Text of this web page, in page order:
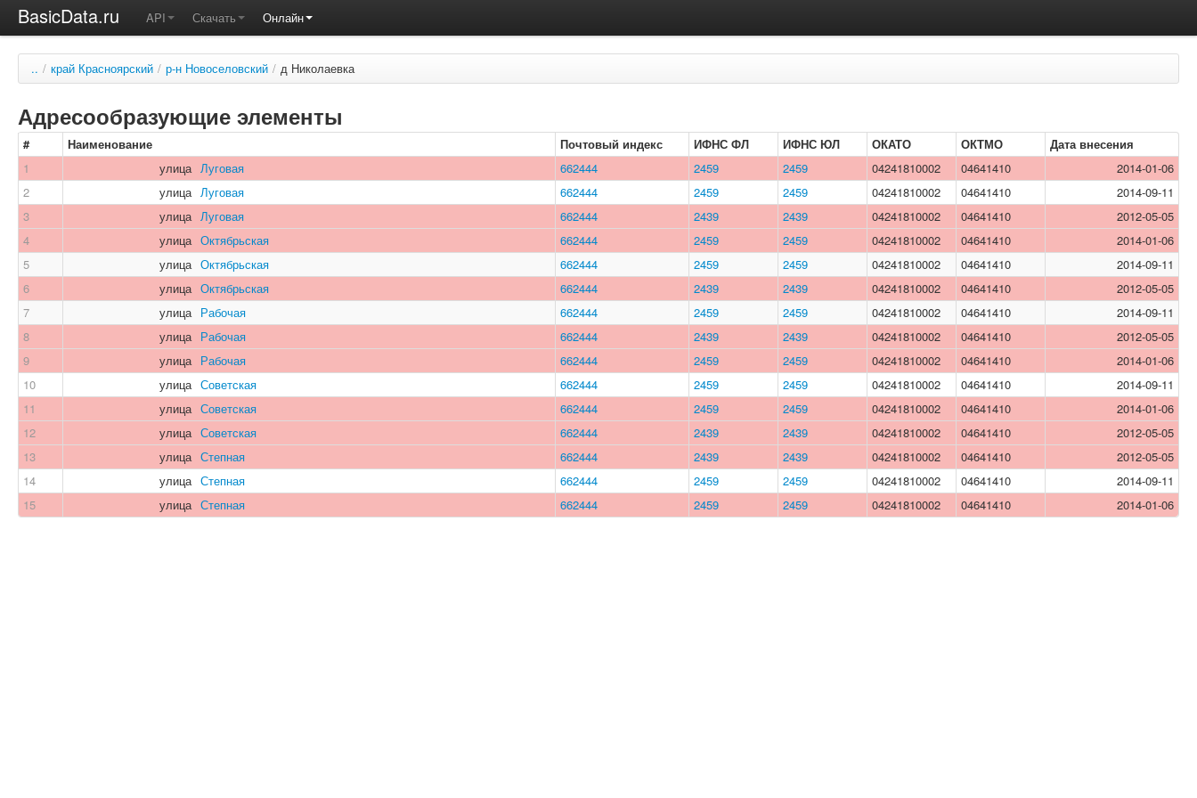
BasicData.ru API Скачать Онлайн
.. / край Красноярский / р-н Новоселовский / д Николаевка
Адресообразующие элементы
# Наименование Почтовый индекс ИФНС ФЛ ИФНС ЮЛ ОКАТО ОКТМО
Дата внесения
1
улица Луговая 662444 2459 2459 04241810002 04641410
2014-01-06
2
улица Луговая 662444 2459 2459 04241810002 04641410
2014-09-11
3
улица Луговая 662444 2439 2439 04241810002 04641410
2012-05-05
4
улица Октябрьская 662444 2459 2459 04241810002 04641410
2014-01-06
5
улица Октябрьская 662444 2459 2459 04241810002 04641410
2014-09-11
6
улица Октябрьская 662444 2439 2439 04241810002 04641410
2012-05-05
7
улица Рабочая 662444 2459 2459 04241810002 04641410
2014-09-11
8
улица Рабочая 662444 2439 2439 04241810002 04641410
2012-05-05
9
улица Рабочая 662444 2459 2459 04241810002 04641410
2014-01-06
10
улица Советская 662444 2459 2459 04241810002 04641410
2014-09-11
11
улица Советская 662444 2459 2459 04241810002 04641410
2014-01-06
12
улица Советская 662444 2439 2439 04241810002 04641410
2012-05-05
13
улица Степная 662444 2439 2439 04241810002 04641410
2012-05-05
14
улица Степная 662444 2459 2459 04241810002 04641410
2014-09-11
15
улица Степная 662444 2459 2459 04241810002 04641410 2014-01-06